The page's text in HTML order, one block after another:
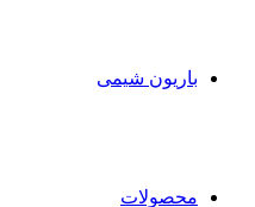
باریون شیمی
محصولات